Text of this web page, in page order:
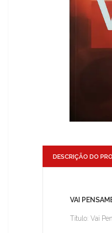
DESCRIÇÃO DO
VAI
Título: Vai